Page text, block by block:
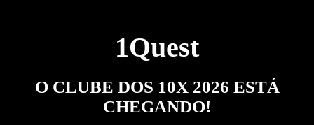
1Quest
O CLUBE DOS 10X 2026 ESTÁ
CHEGANDO!